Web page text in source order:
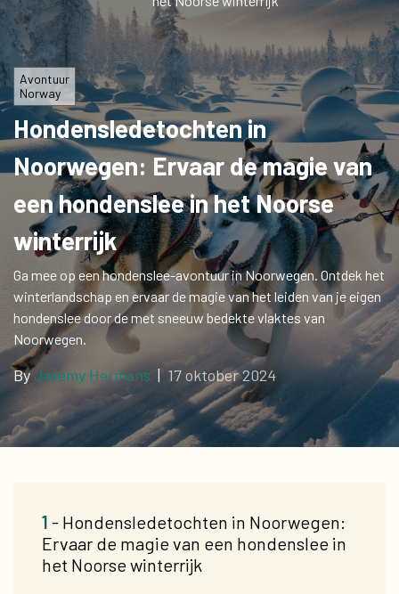
Vacatures
cadeaubonnen
Avontuur
Norway
Hondensledetochten in
Noorwegen: Ervaar de magie van
een hondenslee in het Noorse
winterrijk
Ga mee op een hondenslee-avontuur in Noorwegen. Ontdek het
winterlandschap en ervaar de magie van het leiden van je eigen
hondenslee door de met sneeuw bedekte vlaktes van
Noorwegen.
ByJeremy Hermans |17 oktober 2024
1 - Hondensledetochten in Noorwegen:
Ervaar de magie van een hondenslee in
het Noorse winterrijk